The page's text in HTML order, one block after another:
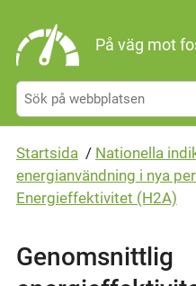
På väg mot
Startsida / Nationella
energianvändning i nya
Energieffektivitet (H2A)
Genomsnittlig